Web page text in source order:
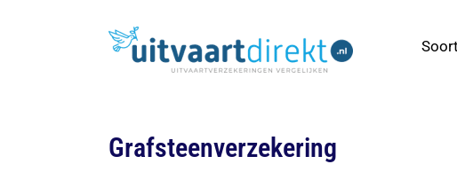
Grafsteenverzekering